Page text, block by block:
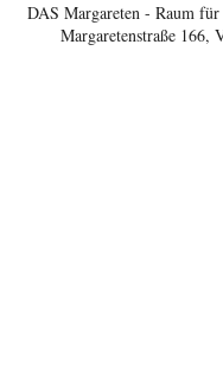
DAS Margareten - Raum für
Margaretenstraße 166,